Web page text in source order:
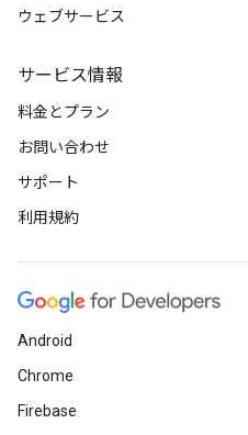
ウェブサービス
サービス情報
料金とプラン
お問い合わせ
サポート
利用規約
Android
Chrome
Firebase